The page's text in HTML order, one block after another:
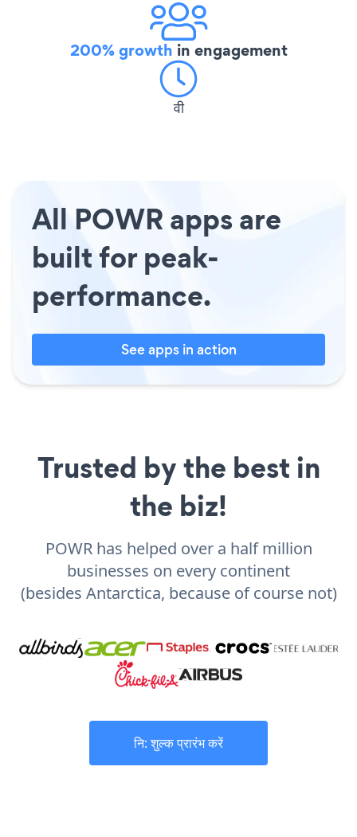
200% growth in engagement
वी
All POWR apps are
built for peak-
performance.
See apps in action
Trusted by the best in
the biz!
POWR has helped over a half million
businesses on every continent
(besides Antarctica, because of course not)
नि: शुल्क प्रारंभ करें